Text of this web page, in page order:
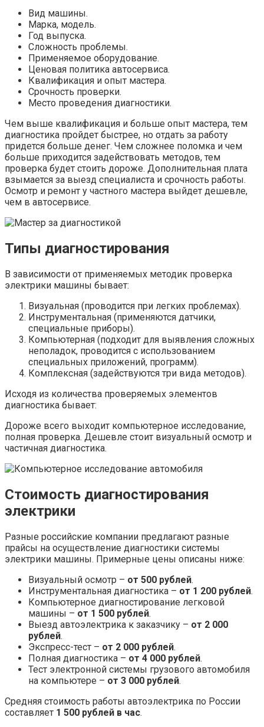
Вид машины.
Марка, модель.
Год выпуска.
Сложность проблемы.
Применяемое оборудование.
Ценовая политика автосервиса.
Квалификация и опыт мастера.
Срочность проверки.
Место проведения диагностики.
Чем выше квалификация и больше опыт мастера, тем
диагностика пройдет быстрее, но отдать за работу
придется больше денег. Чем сложнее поломка и чем
больше приходится задействовать методов, тем
проверка будет стоить дороже. Дополнительная плата
взымается за выезд специалиста и срочность работы.
Осмотр и ремонт у частного мастера выйдет дешевле,
чем в автосервисе.
Типы диагностирования
В зависимости от применяемых методик проверка
электрики машины бывает:
Визуальная (проводится при легких проблемах).
Инструментальная (применяются датчики,
специальные приборы).
Компьютерная (подходит для выявления сложных
неполадок, проводится с использованием
специальных приложений, программ).
Комплексная (задействуются три вида методов).
Исходя из количества проверяемых элементов
диагностика бывает:
Дороже всего выходит компьютерное исследование,
полная проверка. Дешевле стоит визуальный осмотр и
частичная диагностика.
Стоимость диагностирования
электрики
Разные российские компании предлагают разные
прайсы на осуществление диагностики системы
электрики машины. Примерные цены описаны ниже:
Визуальный осмотр – от 500 рублей.
Инструментальная диагностика – от 1 200 рублей.
Компьютерное диагностирование легковой
машины – от 1 500 рублей.
Выезд автоэлектрика к заказчику – от 2 000
рублей.
Экспресс-тест – от 2 000 рублей.
Полная диагностика – от 4 000 рублей.
Тест электронной системы грузового автомобиля
на компьютере – от 3 000 рублей.
Средняя стоимость работы автоэлектрика по России
составляет 1 500 рублей в час.